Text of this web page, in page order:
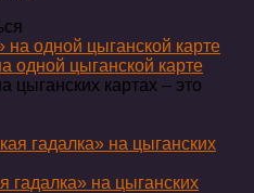
одной цыганской карте
цыганских картах – это
гадалка» на цыганских